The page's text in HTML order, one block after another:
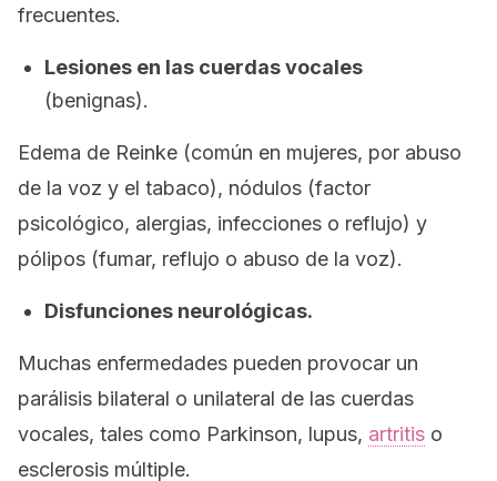
frecuentes.
Lesiones en las cuerdas vocales
(benignas).
Edema de Reinke (común en mujeres, por abuso
de la voz y el tabaco), nódulos (factor
psicológico, alergias, infecciones o reflujo) y
pólipos (fumar, reflujo o abuso de la voz).
Disfunciones neurológicas.
Muchas enfermedades pueden provocar un
parálisis bilateral o unilateral de las cuerdas
vocales, tales como Parkinson, lupus, artritis o
esclerosis múltiple.